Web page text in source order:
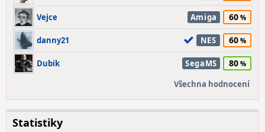
Vejce Amiga 60
danny21 NES 60
Dubik SegaMS 80
Všechna hodnocení
Statistiky